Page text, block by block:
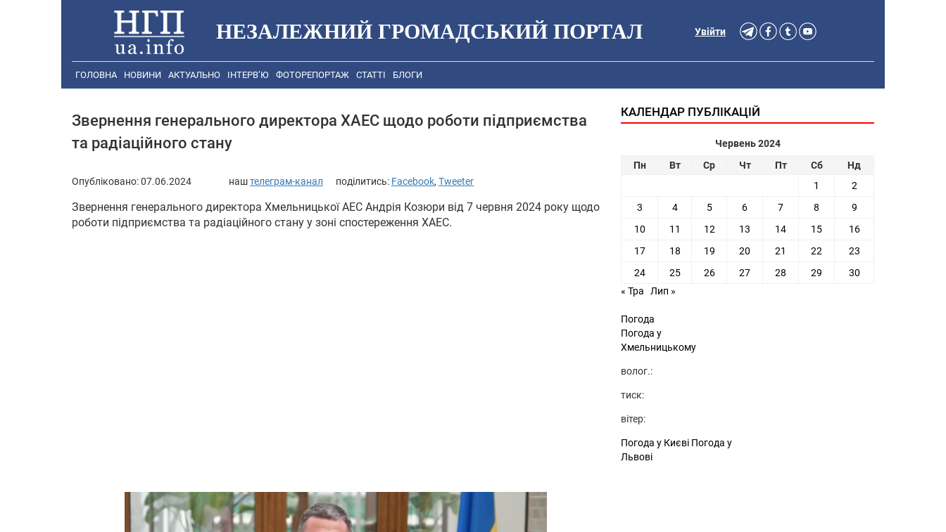
НЕЗАЛЕЖНИЙ ГРОМАДСЬКИЙ ПОРТАЛ Увійти
ГОЛОВНА НОВИНИ АКТУАЛЬНО ІНТЕРВ’Ю ФОТОРЕПОРТАЖ СТАТТІ БЛОГИ
Звернення генерального директора ХАЕС щодо роботи підприємства
та радіаційного стану
Опубліковано:07.06.2024 наштелеграм-канал поділитись: Facebook, Tweeter
Звернення генерального директора Хмельницької АЕС Андрія Козюри від 7 червня 2024 року щодо
роботи підприємства та радіаційного стану у зоні спостереження ХАЕС.
КАЛЕНДАР ПУБЛІКАЦІЙ
Червень 2024
Пн
Вт Ср Чт Пт Сб
Нд
1
2
3
4 5 6 7 8
9
10
11 12 13 14 15
16
17
18 19 20 21 22
23
24
25 26 27 28 29
30
« Тра
Лип »
Погода
Погода у
Хмельницькому
волог.:
тиск:
вітер:
Погода у Києві Погода у
Львові